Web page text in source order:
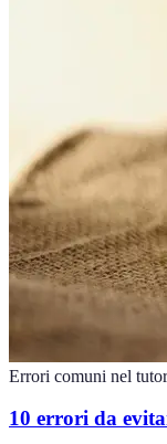
Errori comuni nel
10 errori da